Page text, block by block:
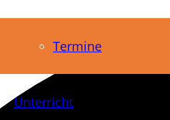
Termine
Unterricht